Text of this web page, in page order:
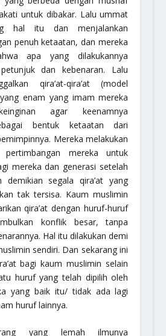
untuk dibakar. Lalu ummat
hal itu dan menjalankan
penuh ketaatan, dan mereka
apa yang dilakukannya
dan kebenaran. Lalu
qira’at-qira’at (model
enam yang imam mereka
agar keenamnya
bentuk ketaatan dari
Mereka melakukan
mereka untuk
mereka dan generasi setelah
demikian segala qira’at yang
tak tersisa. Kaum muslimin
qira’at dengan huruf-huruf
konflik besar, tanpa
Hal itu dilakukan demi
sendiri. Dan sekarang ini
bagi kaum muslimin selain
huruf yang telah dipilih oleh
yang baik itu/ tidak ada lagi
huruf lainnya.
yang lemah ilmunya